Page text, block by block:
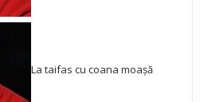
La taifas cu coana moașă